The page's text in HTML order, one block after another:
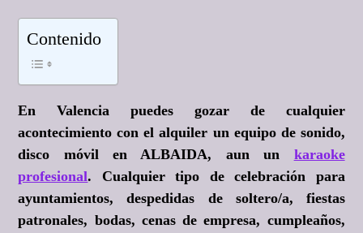
Contenido
En Valencia puedes gozar de cualquier
acontecimiento con el alquiler un equipo de sonido,
disco móvil en ALBAIDA, aun un karaoke
profesional. Cualquier tipo de celebración para
ayuntamientos, despedidas de soltero/a, fiestas
patronales, bodas, cenas de empresa, cumpleaños,